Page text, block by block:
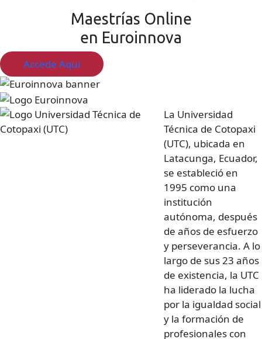
Maestrías Online
en Euroinnova
Accede Aquí
La Universidad
Técnica de Cotopaxi
(UTC), ubicada en
Latacunga, Ecuador,
se estableció en
1995 como una
institución
autónoma, después
de años de esfuerzo
y perseverancia. A lo
largo de sus 23 años
de existencia, la UTC
ha liderado la lucha
por la igualdad social
y la formación de
profesionales con